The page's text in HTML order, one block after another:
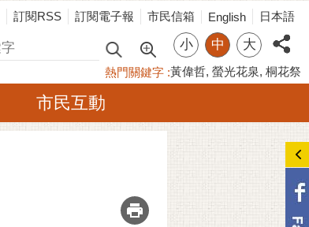
訂閱RSS 訂閱電子報 市民信箱 English 日本語
小 中 大
熱門關鍵字 黃偉哲 螢光花泉 桐花祭
市民互動
_